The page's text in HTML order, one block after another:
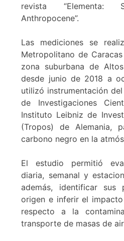
revista
Anthropocene”.
Las mediciones se
Metropolitano de
zona suburbana de
desde junio de 2018 a
utilizó instrumentación
de Investigaciones
Instituto Leibniz de
(Tropos) de Alemania,
carbono negro en la
El estudio permitió
diaria, semanal y
además, identificar sus
origen e inferir el
respecto a la
transporte de masas de